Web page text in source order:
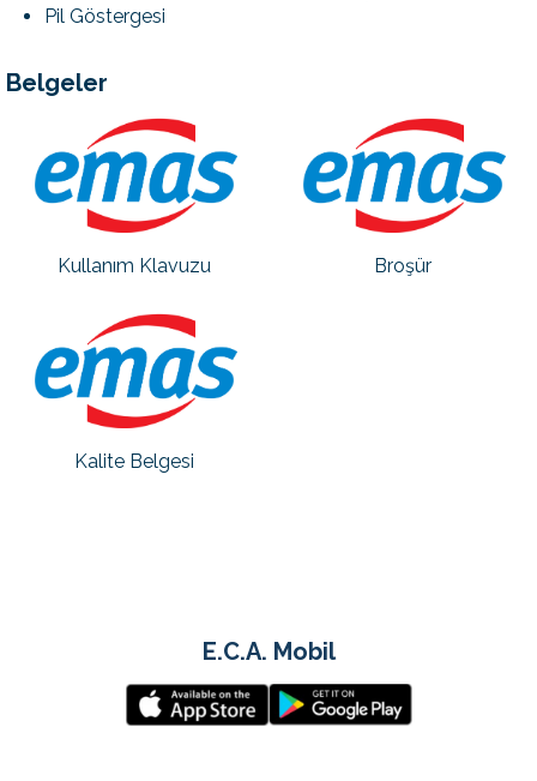
Pil Göstergesi
Belgeler
Kullanım Klavuzu Broşür
Kalite Belgesi
E.C.A. Mobil